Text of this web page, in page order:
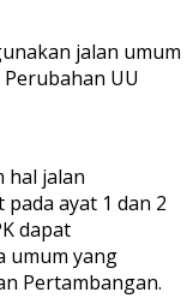
jalan umum
UU
hal jalan
ayat 1 dan 2
dapat
umum yang
Pertambangan.